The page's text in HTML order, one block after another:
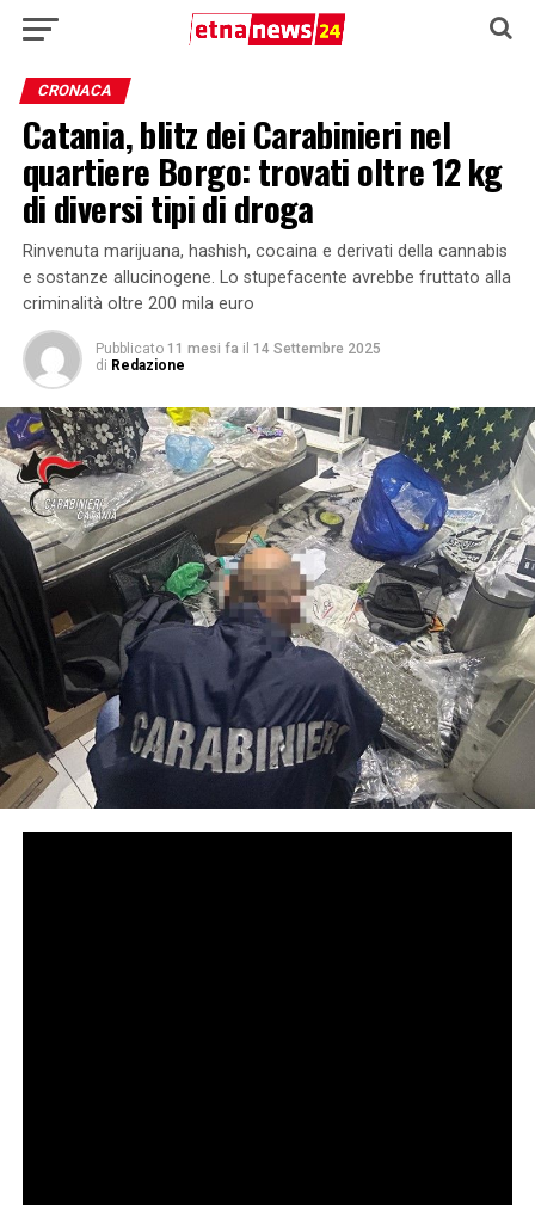
CRONACA
Catania, blitz dei Carabinieri nel
quartiere Borgo: trovati oltre 12 kg
di diversi tipi di droga
Rinvenuta marijuana, hashish, cocaina e derivati della cannabis
e sostanze allucinogene. Lo stupefacente avrebbe fruttato alla
criminalità oltre 200 mila euro
Pubblicato 11 mesi fa il 14 Settembre 2025
di Redazione